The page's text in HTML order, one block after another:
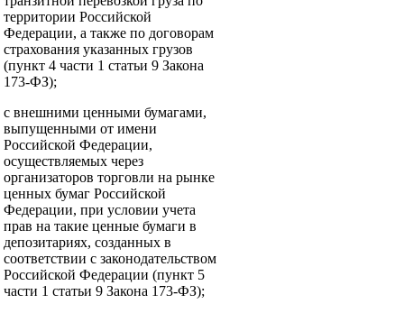
территории Российской
Федерации, а также по договорам
страхования указанных грузов
(пункт 4 части 1 статьи 9 Закона
173-ФЗ);
с внешними ценными бумагами,
выпущенными от имени
Российской Федерации,
осуществляемых через
организаторов торговли на рынке
ценных бумаг Российской
Федерации, при условии учета
прав на такие ценные бумаги в
депозитариях, созданных в
соответствии с законодательством
Российской Федерации (пункт 5
части 1 статьи 9 Закона 173-ФЗ);